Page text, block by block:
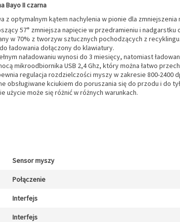
Bayo II czarna
z optymalnym kątem nachylenia w pionie dla zmniejszenia
57° zmniejsza napięcie w przedramieniu i
w 70% z tworzyw sztucznych pochodzących z recyklingu.
ładowania dołączony do klawiatury.
naładowaniu wynosi do 3 miesięcy, natomiast
mikroodbiornika USB 2,4 Ghz, który można łatwo
regulacja rozdzielczości myszy w zakresie 800-2400
obsługiwane kciukiem do poruszania się do przodu i do
użycie może się różnić w różnych warunkach.
Sensor myszy
Połączenie
Interfejs
Interfejs